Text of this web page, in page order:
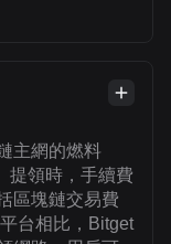
主網的燃料
提領時，手續費
區塊鏈交易費
台相比，Bitget